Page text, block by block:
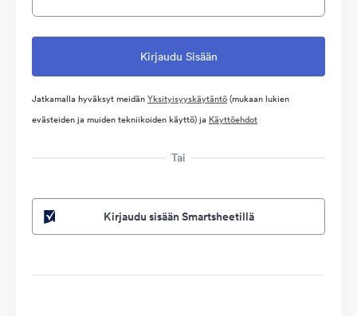
Jatkamalla hyväksyt meidänYksityisyyskäytäntö(mukaan lukien
evästeiden ja muiden tekniikoiden käyttö) ja Käyttöehdot
Tai
Kirjaudu sisään Smartsheetillä